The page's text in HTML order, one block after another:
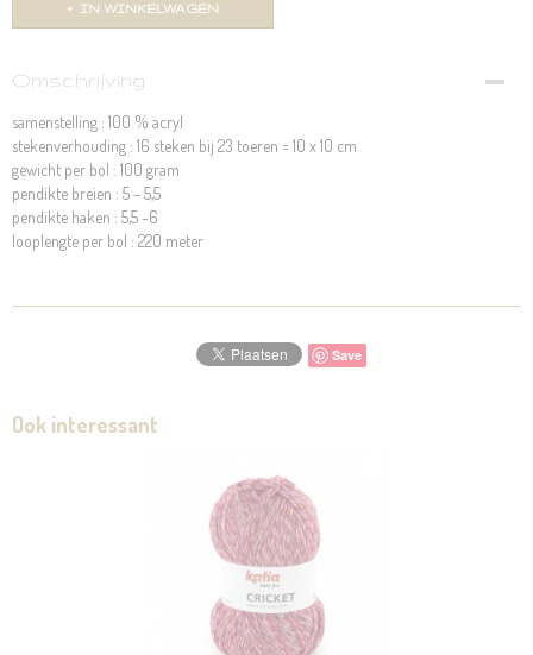
IN WINKELWAGEN
Omschrijving
samenstelling : 100 % acryl
stekenverhouding : 16 steken bij 23 toeren = 10 x 10 cm
gewicht per bol : 100 gram
pendikte breien : 5 – 5,5
pendikte haken : 5,5 -6
looplengte per bol : 220 meter
Save
Ook interessant